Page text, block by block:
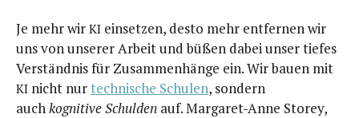
Je mehr wir KI ein­set­zen, des­to mehr ent­fer­nen wir
uns von unse­rer Arbeit und büßen dabei unser tie­fes
Ver­ständ­nis für Zusam­men­hän­ge ein. Wir bau­en mit
KI nicht nurtech­ni­sche Schu­len, son­dern
auchkogni­ti­ve Schul­den auf. Mar­ga­ret-Anne Storey,